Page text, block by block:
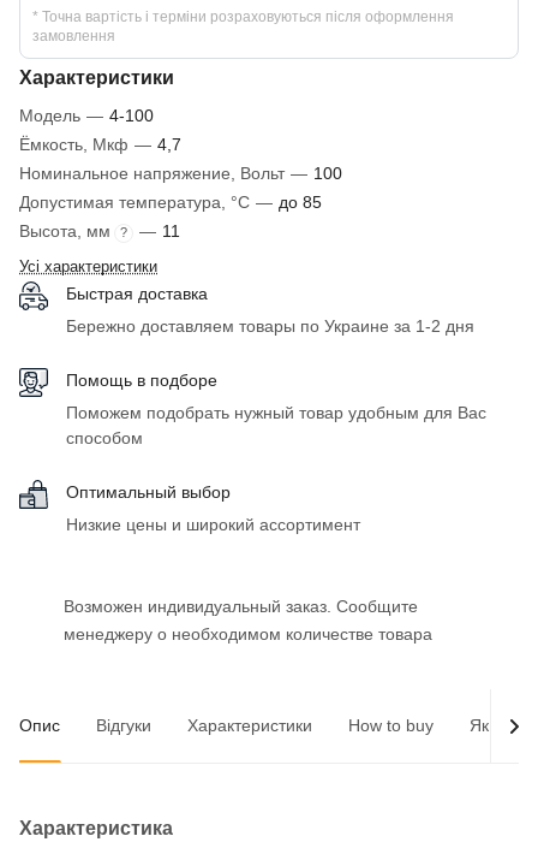
* Точна вартість і терміни розраховуються після оформлення
замовлення
Характеристики
Модель — 4-100
Ёмкость, Мкф — 4,7
Номинальное напряжение, Вольт — 100
Допустимая температура, °C — до 85
Высота, мм
? — 11
Усі характеристики
Быстрая доставка
Бережно доставляем товары по Украине за 1-2 дня
Помощь в подборе
Поможем подобрать нужный товар удобным для Вас
способом
Оптимальный выбор
Низкие цены и широкий ассортимент
Возможен индивидуальный заказ. Сообщите
менеджеру о необходимом количестве товара
Опис Відгуки Характеристики How to buy Як
Характеристика